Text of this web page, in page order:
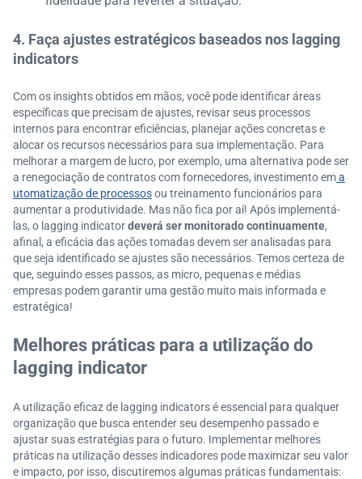
4. Faça ajustes estratégicos baseados nos lagging
indicators
Com os insights obtidos em mãos, você pode identificar áreas
específicas que precisam de ajustes, revisar seus processos
internos para encontrar eficiências, planejar ações concretas e
alocar os recursos necessários para sua implementação. Para
melhorar a margem de lucro, por exemplo, uma alternativa pode ser
a renegociação de contratos com fornecedores, investimento ema
utomatização de processosou treinamento funcionários para
aumentar a produtividade. Mas não fica por aí! Após implementá-
las, o lagging indicatordeverá ser monitorado continuamente,
afinal, a eficácia das ações tomadas devem ser analisadas para
que seja identificado se ajustes são necessários. Temos certeza de
que, seguindo esses passos, as micro, pequenas e médias
empresas podem garantir uma gestão muito mais informada e
estratégica!
Melhores práticas para a utilização do
lagging indicator
A utilização eficaz de lagging indicators é essencial para qualquer
organização que busca entender seu desempenho passado e
ajustar suas estratégias para o futuro. Implementar melhores
práticas na utilização desses indicadores pode maximizar seu valor
e impacto, por isso, discutiremos algumas práticas fundamentais: